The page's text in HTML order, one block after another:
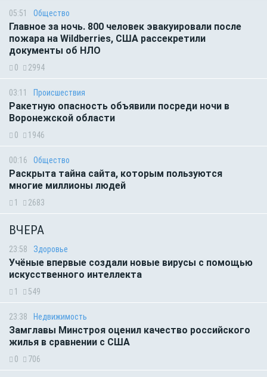
05:51 Общество
Главное за ночь. 800 человек эвакуировали после
пожара на Wildberries, США рассекретили
документы об НЛО
0 2994
03:11 Происшествия
Ракетную опасность объявили посреди ночи в
Воронежской области
0 1946
00:16 Общество
Раскрыта тайна сайта, которым пользуются
многие миллионы людей
1 2683
ВЧЕРА
23:58 Здоровье
Учёные впервые создали новые вирусы с помощью
искусственного интеллекта
1 549
23:38 Недвижимость
Замглавы Минстроя оценил качество российского
жилья в сравнении с США
0 706